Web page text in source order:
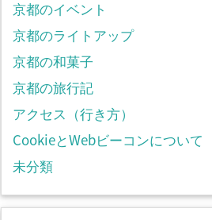
京都のイベント
京都のライトアップ
京都の和菓子
京都の旅行記
アクセス（行き方）
CookieとWebビーコンについて
未分類